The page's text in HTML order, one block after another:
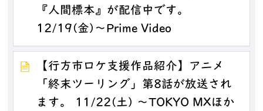
『人間標本』が配信中です。
12/19(金)～Prime Video
【行方市ロケ支援作品紹介】アニメ
「終末ツーリング」第8話が放送され
ます。 11/22(土) ～TOKYO MXほか